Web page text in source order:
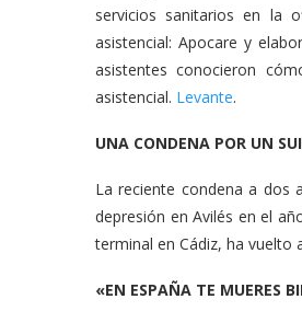
servicios sanitarios en la
asistencial: Apocare y
asistentes conocieron
asistencial. Levante.
UNA CONDENA POR UN
La reciente condena a dos
depresión en Avilés en el
terminal en Cádiz, ha vuelto
«EN ESPAÑA TE MUERES